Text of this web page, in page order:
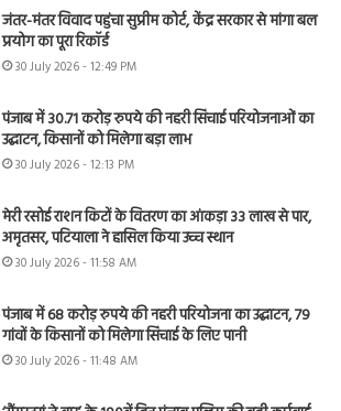
जंतर-मंतर विवाद पहुंचा सुप्रीम कोर्ट, केंद्र सरकार से मांगा बल
प्रयोग का पूरा रिकॉर्ड
30 July 2026 - 12:49 PM
पंजाब में 30.71 करोड़ रुपये की नहरी सिंचाई परियोजनाओं का
उद्घाटन, किसानों को मिलेगा बड़ा लाभ
30 July 2026 - 12:13 PM
मेरी रसोई राशन किटों के वितरण का आंकड़ा 33 लाख से पार,
अमृतसर, पटियाला ने हासिल किया उच्च स्थान
30 July 2026 - 11:58 AM
पंजाब में 68 करोड़ रुपये की नहरी परियोजना का उद्घाटन, 79
गांवों के किसानों को मिलेगा सिंचाई के लिए पानी
30 July 2026 - 11:48 AM